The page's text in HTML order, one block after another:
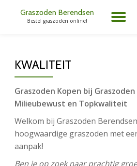
Graszoden Berendsen
Bestel graszoden online!
KWALITEIT
Graszoden Kopen bij
Milieubewust en Topkwaliteit
Welkom bij Graszoden
hoogwaardige graszoden met
aanpak!
Ben je op zoek naar prachtig